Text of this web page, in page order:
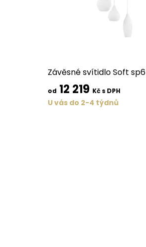
Závěsné svítidlo Soft sp6
od 12 219 Kč s DPH
U vás do 2-4 týdnů